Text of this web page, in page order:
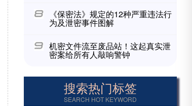
《保密法》规定的12种严重违法行
为及泄密事件图解
机密文件流至废品站！这起真实泄
密案给所有人敲响警钟
搜索热门标签
SEARCH HOT KEYWORD